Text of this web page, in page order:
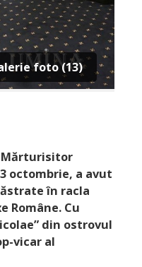
foto (13)
Mărturisitor
octombrie, a avut
în racla
Române. Cu
din ostrovul
vicar al